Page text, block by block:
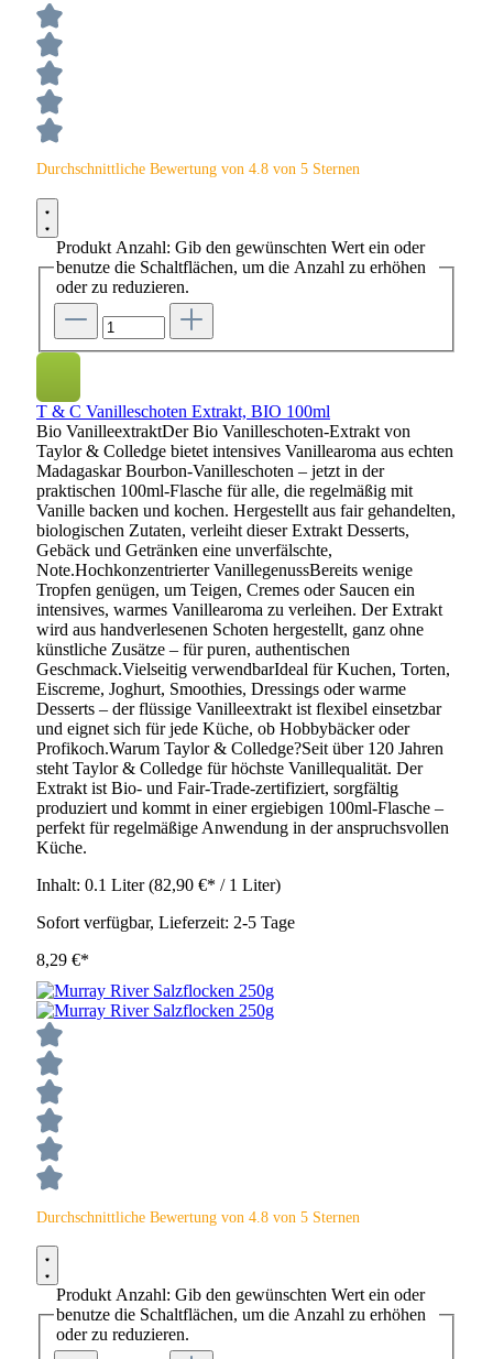
Durchschnittliche Bewertung von 4.8 von 5 Sternen
Produkt Anzahl: Gib den gewünschten Wert ein oder
benutze die Schaltflächen, um die Anzahl zu erhöhen
oder zu reduzieren.
T & C Vanilleschoten Extrakt, BIO 100ml
Bio VanilleextraktDer Bio Vanilleschoten-Extrakt von
Taylor & Colledge bietet intensives Vanillearoma aus echten
Madagaskar Bourbon-Vanilleschoten – jetzt in der
praktischen 100ml-Flasche für alle, die regelmäßig mit
Vanille backen und kochen. Hergestellt aus fair gehandelten,
biologischen Zutaten, verleiht dieser Extrakt Desserts,
Gebäck und Getränken eine unverfälschte,
Note.Hochkonzentrierter VanillegenussBereits wenige
Tropfen genügen, um Teigen, Cremes oder Saucen ein
intensives, warmes Vanillearoma zu verleihen. Der Extrakt
wird aus handverlesenen Schoten hergestellt, ganz ohne
künstliche Zusätze – für puren, authentischen
Geschmack.Vielseitig verwendbarIdeal für Kuchen, Torten,
Eiscreme, Joghurt, Smoothies, Dressings oder warme
Desserts – der flüssige Vanilleextrakt ist flexibel einsetzbar
und eignet sich für jede Küche, ob Hobbybäcker oder
Profikoch.Warum Taylor & Colledge?Seit über 120 Jahren
steht Taylor & Colledge für höchste Vanillequalität. Der
Extrakt ist Bio- und Fair-Trade-zertifiziert, sorgfältig
produziert und kommt in einer ergiebigen 100ml-Flasche –
perfekt für regelmäßige Anwendung in der anspruchsvollen
Küche.
Inhalt: 0.1 Liter(82,90 €* / 1 Liter)
Sofort verfügbar, Lieferzeit: 2-5 Tage
8,29 €*
Durchschnittliche Bewertung von 4.8 von 5 Sternen
Produkt Anzahl: Gib den gewünschten Wert ein oder
benutze die Schaltflächen, um die Anzahl zu erhöhen
oder zu reduzieren.